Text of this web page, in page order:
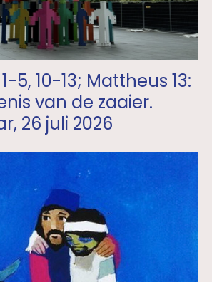
5, 10-13; Mattheus 13:
van de zaaier.
26 juli 2026